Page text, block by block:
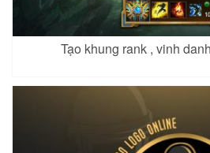
Tạo khung rank , vinh